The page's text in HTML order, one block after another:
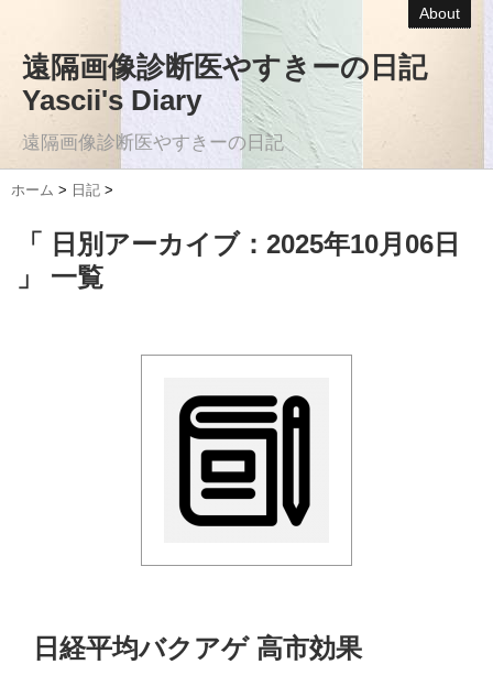
About
遠隔画像診断医やすきーの日記
Yascii's Diary
遠隔画像診断医やすきーの日記
ホーム > 日記 >
「 日別アーカイブ：2025年10月06日
」 一覧
日経平均バクアゲ 高市効果